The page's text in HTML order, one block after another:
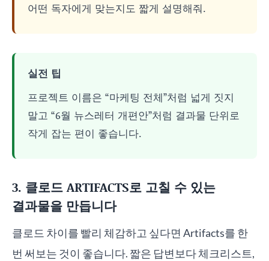
어떤 독자에게 맞는지도 짧게 설명해줘.
실전 팁
프로젝트 이름은 “마케팅 전체”처럼 넓게 짓지
말고 “6월 뉴스레터 개편안”처럼 결과물 단위로
작게 잡는 편이 좋습니다.
3. 클로드 ARTIFACTS로 고칠 수 있는
결과물을 만듭니다
클로드 차이를 빨리 체감하고 싶다면 Artifacts를 한
번 써보는 것이 좋습니다. 짧은 답변보다 체크리스트,